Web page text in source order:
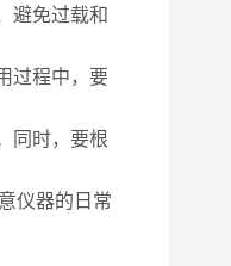
避免过载和
过程中，要
同时，要根
仪器的日常